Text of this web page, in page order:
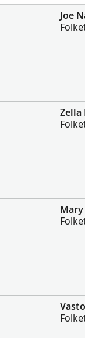
Joe
Zella